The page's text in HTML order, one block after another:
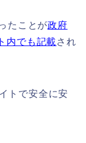
たことが政府
内でも記載され
トで安全に安